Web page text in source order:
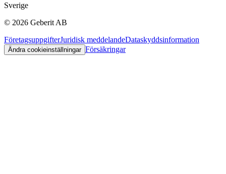
Sverige
© 2026 Geberit AB
FöretagsuppgifterJuridisk meddelandeDataskyddsinformation
Ändra cookieinställningar Försäkringar